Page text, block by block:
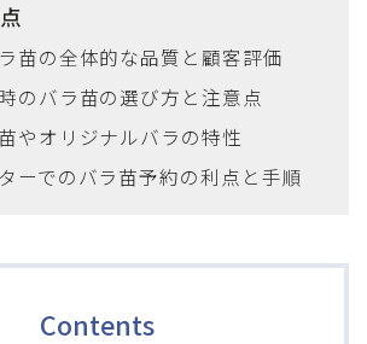
苗の全体的な品質と顧客評価
のバラ苗の選び方と注意点
やオリジナルバラの特性
ーでのバラ苗予約の利点と手順
Contents